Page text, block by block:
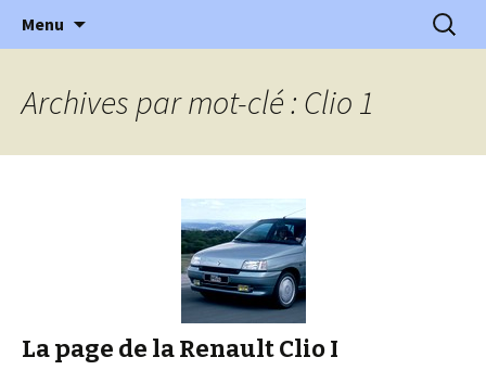
l'Automobile Ancienne
l'automobile ancienne : articles, historiques
…
Menu
Archives par mot-clé : Clio 1
La page de la Renault Clio I